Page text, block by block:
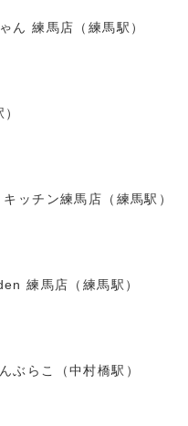
練馬店（練馬駅）
ッチン練馬店（練馬駅）
練馬店（練馬駅）
らこ（中村橋駅）